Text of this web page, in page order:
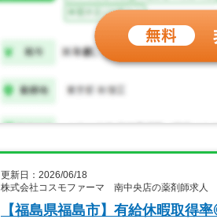
更新日：2026/06/18
株式会社コスモファーマ 南中央店の薬剤師求人
【福島県福島市】有給休暇取得